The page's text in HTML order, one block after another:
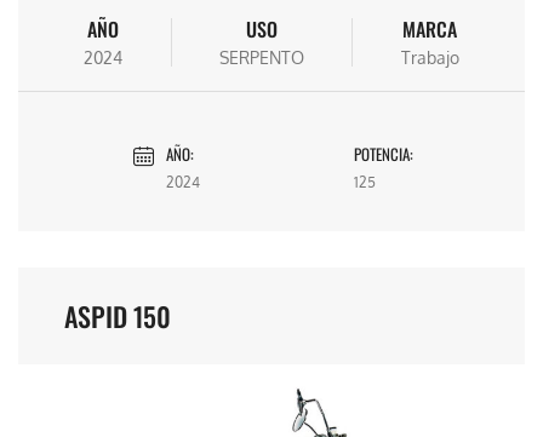
AÑO
2024
USO
SERPENTO
MARCA
Trabajo
AÑO:
2024
POTENCIA:
125
ASPID 150